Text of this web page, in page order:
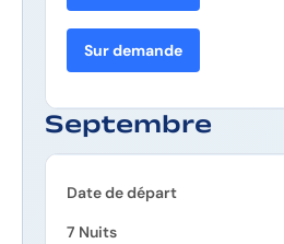
Sur demande
Septembre
Date de départ
7 Nuits